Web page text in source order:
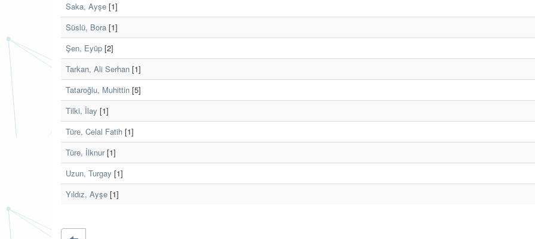
Saka, Ayşe [1]
Süslü, Bora [1]
Şen, Eyüp [2]
Tarkan, Ali Serhan [1]
Tataroğlu, Muhittin [5]
Tilki, İlay [1]
Türe, Celal Fatih [1]
Türe, İlknur[1]
Uzun, Turgay [1]
Yıldız, Ayşe [1]